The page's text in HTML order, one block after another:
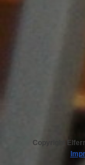
Copyright